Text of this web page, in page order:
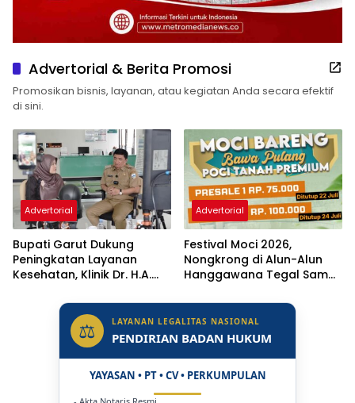
Advertorial & Berita Promosi
Promosikan bisnis, layanan, atau kegiatan Anda secara efektif
di sini.
Advertorial
Bupati Garut Dukung
Peningkatan Layanan
Kesehatan, Klinik Dr. H.A.
Status Jadi Rumah Sakit
Advertorial
Festival Moci 2026,
Nongkrong di Alun-Alun
Hanggawana Tegal Sambil
⚖ LAYANAN LEGALITAS NASIONAL
PENDIRIAN BADAN HUKUM
YAYASAN • PT • CV • PERKUMPULAN